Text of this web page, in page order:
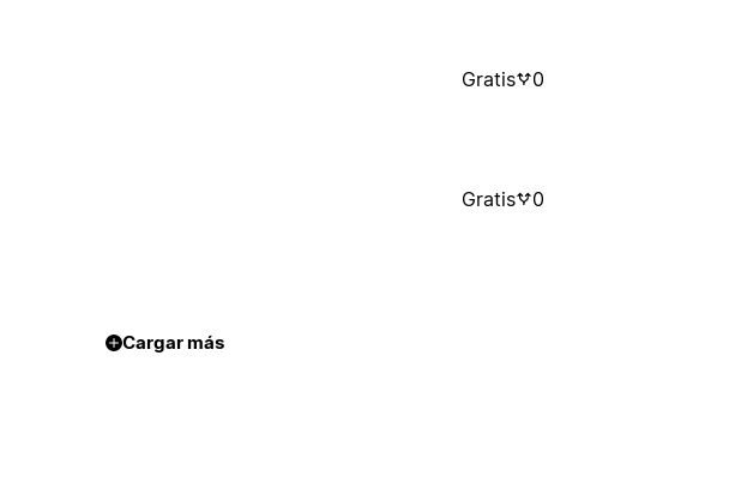
Gratis 0
Gratis 0
Cargar más